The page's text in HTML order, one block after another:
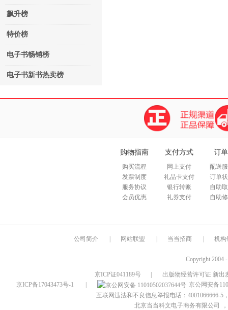
飙升榜
特价榜
电子书畅销榜
电子书新书热卖榜
购物指南
购买流程
发票制度
服务协议
会员优惠
支付方式
网上支付
礼品卡支付
银行转账
礼券支付
订
配送
订单
自助
自助
公司简介 网站联盟 当当招商 机构
Copyright 2004
京ICP证041189号
出版物经营许可证 新出
京ICP备17043473号-1
京公网安备
互联网违法和不良信息举报电话：4001066666-5
北京当当科文电子商务有限公司